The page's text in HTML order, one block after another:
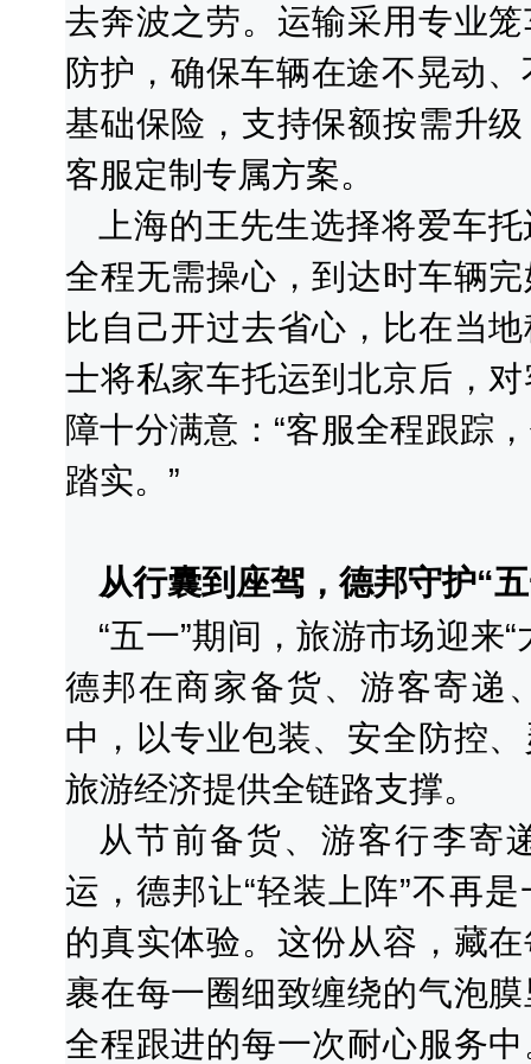
去奔波之劳。运输采用专业
防护，确保车辆在途不晃动
基础保险，支持保额按需升
客服定制专属方案。
上海的王先生选择将爱车
全程无需操心，到达时车辆
比自己开过去省心，比在当
士将私家车托运到北京后，
障十分满意：“客服全程跟踪
踏实。”
从行囊到座驾，德邦守护“
“五一”期间，旅游市场迎来
德邦在商家备货、游客寄递
中，以专业包装、安全防控
旅游经济提供全链路支撑。
从节前备货、游客行李寄
运，德邦让“轻装上阵”不再
的真实体验。这份从容，藏
裹在每一圈细致缠绕的气泡
全程跟进的每一次耐心服务